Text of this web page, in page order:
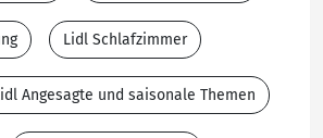
Lidl Schlafzimmer
Angesagte und saisonale Themen